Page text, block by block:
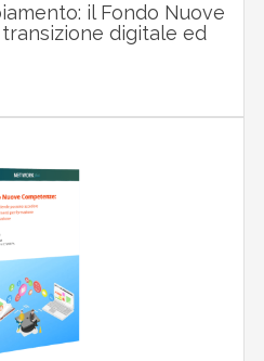
il Fondo Nuove
digitale ed